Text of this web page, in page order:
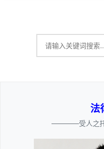
法
————受人之